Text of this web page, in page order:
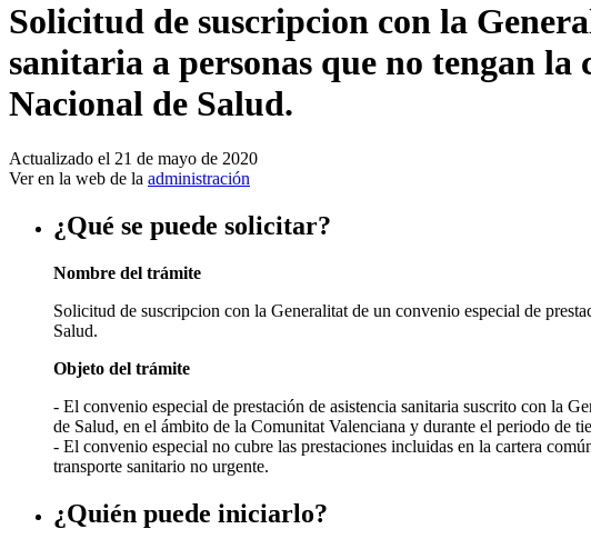
Solicitud de suscripcion con la
sanitaria a personas que no tengan
Nacional de Salud.
Actualizado el 21 de mayo de 2020
Ver en la web de la administración
¿Qué se puede solicitar?
Nombre del trámite
Solicitud de suscripcion con la Generalitat de un convenio especial de
Salud.
Objeto del trámite
- El convenio especial de prestación de asistencia sanitaria suscrito con la
de Salud, en el ámbito de la Comunitat Valenciana y durante el periodo de
- El convenio especial no cubre las prestaciones incluidas en la cartera
transporte sanitario no urgente.
¿Quién puede iniciarlo?